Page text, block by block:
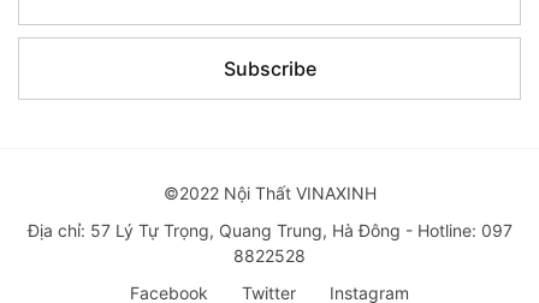
©2022 Nội Thất VINAXINH
Địa chỉ: 57 Lý Tự Trọng, Quang Trung, Hà Đông - Hotline: 097
8822528
Facebook
Twitter Instagram